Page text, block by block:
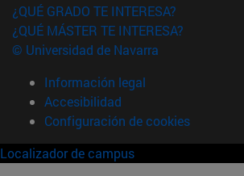
¿QUÉ GRADO TE INTERESA?
¿QUÉ MÁSTER TE INTERESA?
© Universidad de Navarra
Información legal
Accesibilidad
Configuración de cookies
Localizador de campus